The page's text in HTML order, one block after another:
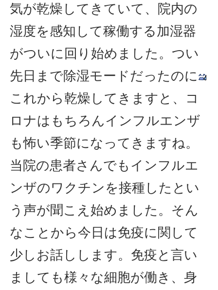
気が乾燥してきていて、院内の
湿度を感知して稼働する加湿器
がついに回り始めました。つい
先日まで除湿モードだったのに
これから乾燥してきますと、コ
ロナはもちろんインフルエンザ
も怖い季節になってきますね。
当院の患者さんでもインフルエ
ンザのワクチンを接種したとい
う声が聞こえ始めました。そん
なことから今日は免疫に関して
少しお話しします。免疫と言い
ましても様々な細胞が働き、身